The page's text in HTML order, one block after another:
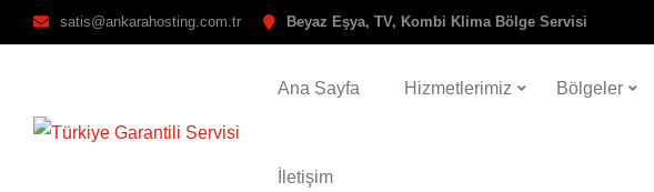
satis@ankarahosting.com.tr Beyaz Eşya, TV, Kombi Klima Bölge Servisi
Ana Sayfa Hizmetlerimiz Bölgeler
İletişim